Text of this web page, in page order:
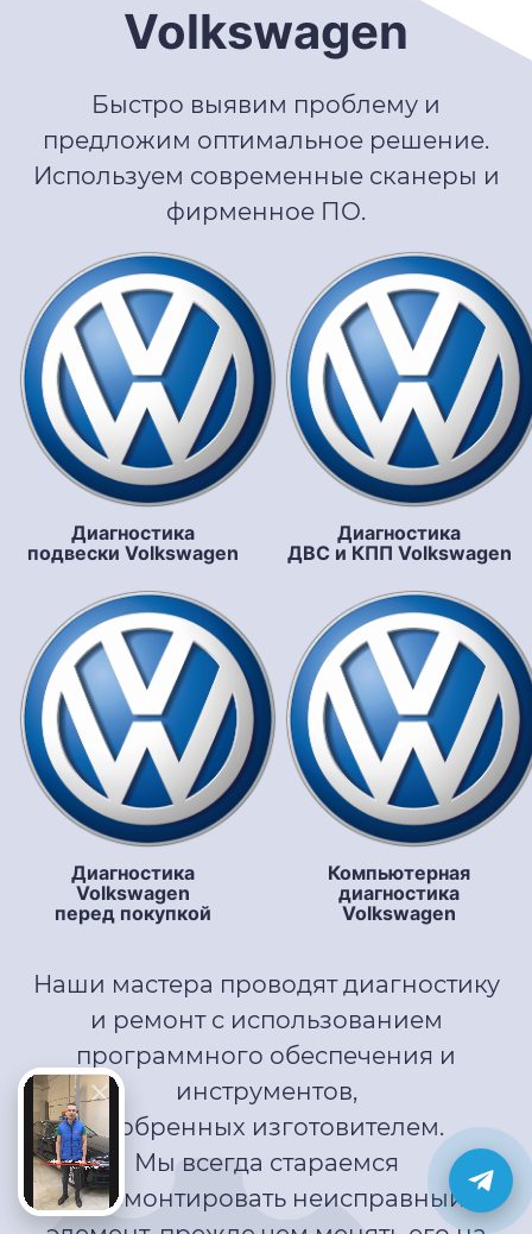
Volkswagen
Быстро выявим проблему и
предложим оптимальное решение.
Используем современные сканеры и
фирменное ПО.
Диагностика
подвески Volkswagen
Диагностика
ДВС и КПП Volkswagen
Диагностика
Volkswagen
перед покупкой
Компьютерная
диагностика
Volkswagen
Наши мастера проводят диагностику
и ремонт с использованием
программного обеспечения и
инструментов,
одобренных изготовителем.
Мы всегда стараемся
отремонтировать неисправный